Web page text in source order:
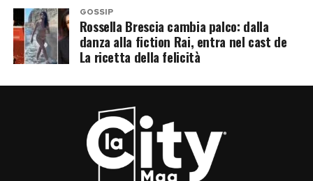
GOSSIP
Rossella Brescia cambia palco: dalla
danza alla fiction Rai, entra nel cast de
La ricetta della felicità